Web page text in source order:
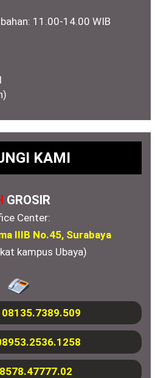
11.00-14.00 WIB
KAMI
GROSIR
Center:
IIIB No.45, Surabaya
kampus Ubaya)
08135.7389.509